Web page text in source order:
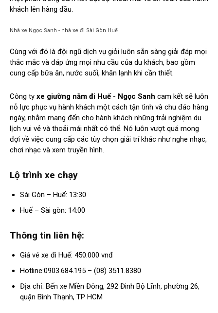
khách lên hàng đầu.
Nhà xe Ngọc Sanh - nhà xe đi Sài Gòn Huế
Cùng với đó là đội ngũ dịch vụ giỏi luôn sẵn sàng giải đáp mọi
thắc mắc và đáp ứng mọi nhu cầu của du khách, bao gồm
cung cấp bữa ăn, nước suối, khăn lạnh khi cần thiết.
Công ty xe giường nằm đi Huế- Ngọc Sanh cam kết sẽ luôn
nỗ lực phục vụ hành khách một cách tận tình và chu đáo hàng
ngày, nhằm mang đến cho hành khách những trải nghiệm du
lịch vui vẻ và thoải mái nhất có thể. Nó luôn vượt quá mong
đợi về việc cung cấp các tùy chọn giải trí khác như nghe nhạc,
chơi nhạc và xem truyền hình.
Lộ trình xe chạy
Sài Gòn – Huế: 13:30
Huế – Sài gòn: 14:00
Thông tin liên hệ:
Giá vé xe đi Huế: 450.000 vnđ
Hotline:0903.684.195 – (08) 3511.8380
Địa chỉ: Bến xe Miền Đông, 292 Đinh Bộ Lĩnh, phường 26,
quận Bình Thạnh, TP HCM